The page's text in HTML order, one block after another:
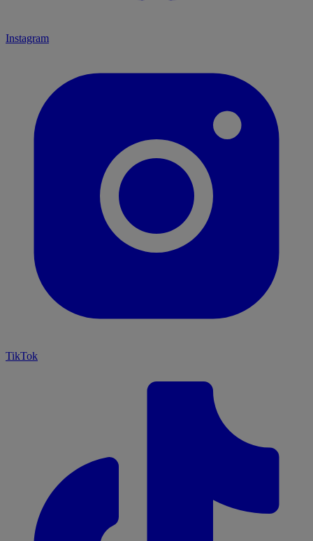
Instagram
TikTok